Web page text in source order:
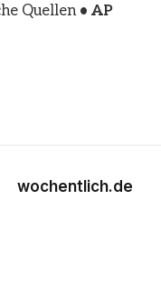
Quellen• AP
wochentlich.de